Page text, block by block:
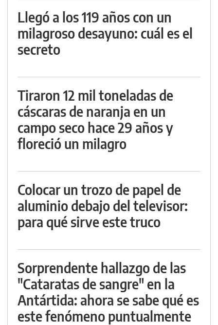
Llegó a los 119 años con un
milagroso desayuno: cuál es el
secreto
Tiraron 12 mil toneladas de
cáscaras de naranja en un
campo seco hace 29 años y
floreció un milagro
Colocar un trozo de papel de
aluminio debajo del televisor:
para qué sirve este truco
Sorprendente hallazgo de las
"Cataratas de sangre" en la
Antártida: ahora se sabe qué es
este fenómeno puntualmente